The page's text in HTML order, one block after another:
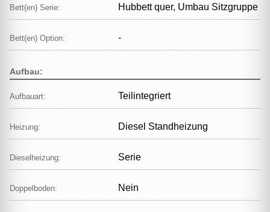
Bett(en) Serie: Hubbett quer, Umbau Sitzgruppe
Bett(en) Option: -
Aufbau:
Aufbauart: Teilintegriert
Heizung: Diesel Standheizung
Dieselheizung: Serie
Doppelboden: Nein